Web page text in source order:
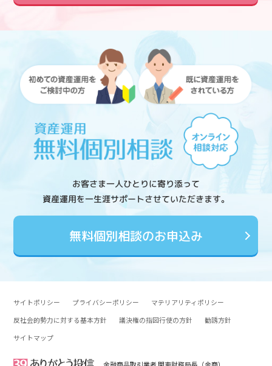
お客さま一人ひとりに寄り添って
資産運用を一生涯サポートさせていただきます。
無料個別相談のお申込み
サイトポリシー プライバシーポリシー
マテリアリティポリシー
反社会的勢力に対する基本方針
議決権の指図行使の方針
勧誘方針
サイトマップ